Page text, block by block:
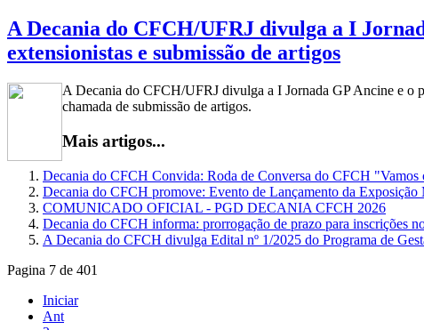
A Decania do CFCH/UFRJ divulga a I
extensionistas e submissão de artigos
A Decania do CFCH/UFRJ divulga a I Jornada GP Ancine e o
chamada de submissão de artigos.
Mais artigos...
Decania do CFCH Convida: Roda de Conversa do CFCH "Vamos
Decania do CFCH promove: Evento de Lançamento da
COMUNICADO OFICIAL - PGD DECANIA CFCH 2026
Decania do CFCH informa: prorrogação de prazo para inscrições
A Decania do CFCH divulga Edital nº 1/2025 do Programa de
Pagina 7 de 401
Iniciar
Ant